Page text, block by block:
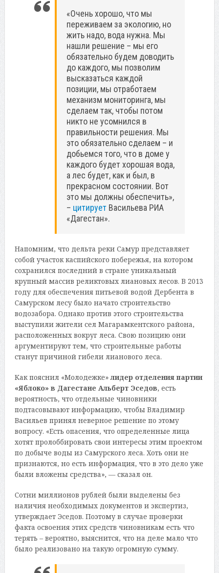
«Очень хорошо, что мы
переживаем за экологию, но
жить надо, вода нужна. Мы
нашли решение – мы его
обязательно будем доводить
до каждого, мы позволим
высказаться каждой
позиции, мы отработаем
механизм мониторинга, мы
сделаем так, чтобы потом
никто не усомнился в
правильности решения. Мы
это обязательно сделаем – и
добьемся того, что в доме у
каждого будет хорошая вода,
а лес будет, как и был, в
прекрасном состоянии. Вот
это мы должны обеспечить»,
– цитируетВасильева РИА
«Дагестан».
Напомним, что дельта реки Самур представляет
собой участок каспийского побережья, на котором
сохранился последний в стране уникальный
крупный массив реликтовых лиановых лесов. В 2013
году для обеспечения питьевой водой Дербента в
Самурском лесу было начато строительство
водозабора. Однако против этого строительства
выступили жители сел Магарамкентского района,
расположенных вокруг леса. Свою позицию они
аргументируют тем, что строительные работы
станут причиной гибели лианового леса.
Как пояснил «Молодежке»лидер отделения партии
«Яблоко» в Дагестане Альберт Эседов, есть
вероятность, что отдельные чиновники
подтасовывают информацию, чтобы Владимир
Васильев принял неверное решение по этому
вопросу. «Есть опасения, что определенные лица
хотят пролоббировать свои интересы этим проектом
по добыче воды из Самурского леса. Хоть они не
признаются, но есть информация, что в это дело уже
были вложены средства», — сказал он.
Сотни миллионов рублей были выделены без
наличия необходимых документов и экспертиз,
утверждает Эседов. Поэтому в случае проверки
факта освоения этих средств чиновникам есть что
терять – вероятно, выяснится, что на деле мало что
было реализовано на такую огромную сумму.